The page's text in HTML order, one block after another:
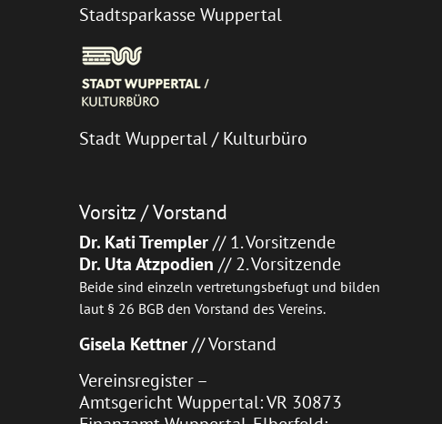
Stadtsparkasse Wuppertal
Stadt Wuppertal / Kulturbüro
Vorsitz / Vorstand
Dr. Kati Trempler// 1. Vorsitzende
Dr. Uta Atzpodien // 2. Vorsitzende
Beide sind einzeln vertretungsbefugt und bilden
laut § 26 BGB den Vorstand des Vereins.
Gisela Kettner// Vorstand
Vereinsregister –
Amtsgericht Wuppertal: VR 30873